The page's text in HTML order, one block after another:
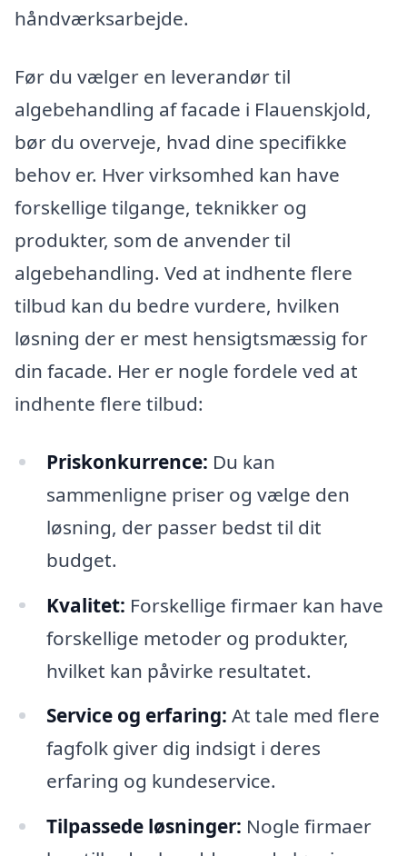
håndværksarbejde.
Før du vælger en leverandør til
algebehandling af facade i Flauenskjold,
bør du overveje, hvad dine specifikke
behov er. Hver virksomhed kan have
forskellige tilgange, teknikker og
produkter, som de anvender til
algebehandling. Ved at indhente flere
tilbud kan du bedre vurdere, hvilken
løsning der er mest hensigtsmæssig for
din facade. Her er nogle fordele ved at
indhente flere tilbud:
Priskonkurrence: Du kan
sammenligne priser og vælge den
løsning, der passer bedst til dit
budget.
Kvalitet: Forskellige firmaer kan have
forskellige metoder og produkter,
hvilket kan påvirke resultatet.
Service og erfaring: At tale med flere
fagfolk giver dig indsigt i deres
erfaring og kundeservice.
Tilpassede løsninger: Nogle firmaer